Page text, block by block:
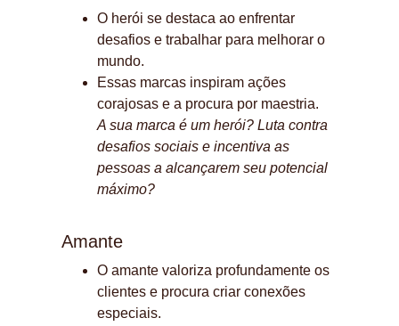
O herói se destaca ao enfrentar
desafios e trabalhar para melhorar o
mundo.
Essas marcas inspiram ações
corajosas e a procura por maestria.
A sua marca é um herói? Luta contra
desafios sociais e incentiva as
pessoas a alcançarem seu potencial
máximo?
Amante
O amante valoriza profundamente os
clientes e procura criar conexões
especiais.